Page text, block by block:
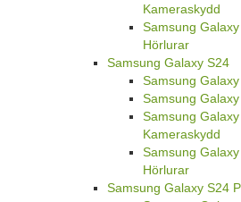
Kameraskydd
Samsung
Hörlurar
Samsung Galaxy S24
Samsung
Samsung
Samsung
Kameraskydd
Samsung
Hörlurar
Samsung Galaxy S24